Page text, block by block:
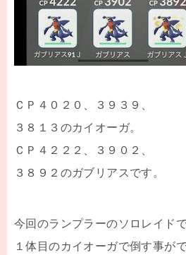
ＣＰ４０２０、３９３９、
３８１３のカイオーガ。
ＣＰ４２２２、３９０２、
３８９２のガブリアスです。
今回のランプラーのソロレイド
１体目のカイオーガで倒す事が